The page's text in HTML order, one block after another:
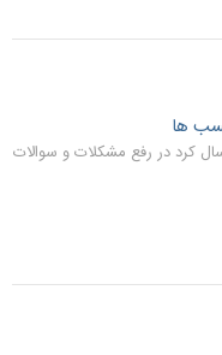
رفع مشکلات و سوالات